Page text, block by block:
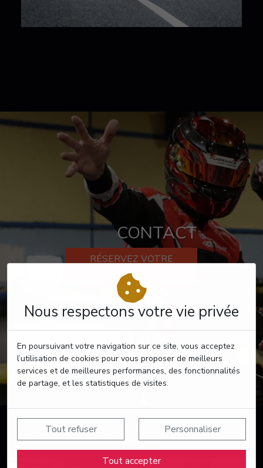
Nous respectons votre vie privée
En poursuivant votre navigation sur ce site, vous acceptez
l’utilisation de cookies pour vous proposer de meilleurs
services et de meilleures performances, des fonctionnalités
de partage, et les statistiques de visites.
Tout refuser Personnaliser
Tout accepter
CONTACT
RÉSERVEZ VOTRE
PASSAGE
Suivez nos actualités